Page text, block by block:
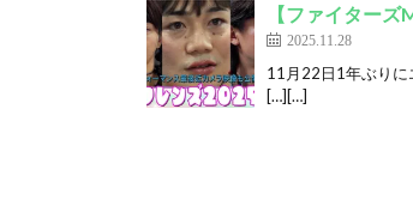
【ファイター
2025.11.28
11月22日1年ぶりに
[…][…]